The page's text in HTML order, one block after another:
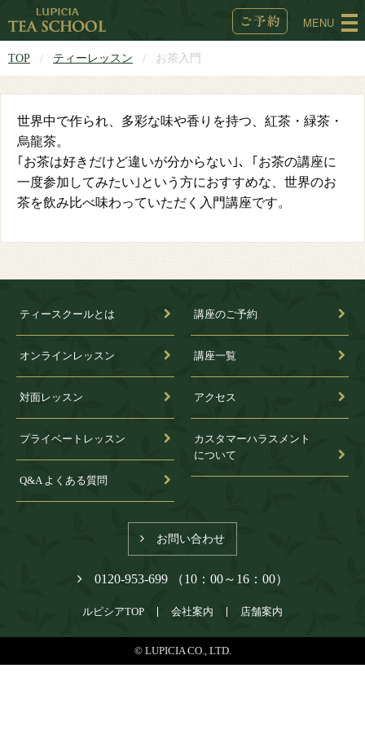
MENU
TOP ティーレッスン お茶入門
世界中で作られ、多彩な味や香りを持つ、紅茶・緑茶・
烏龍茶。
｢お茶は好きだけど違いが分からない｣、｢お茶の講座に
一度参加してみたい｣という方におすすめな、世界のお
茶を飲み比べ味わっていただく入門講座です。
ティースクールとは
オンラインレッスン
対面レッスン
プライベートレッスン
Q&A よくある質問
講座のご予約
講座一覧
アクセス
カスタマーハラスメント
について
お問い合わせ
0120-953-699 （10：00～16：00）
ルピシアTOP 会社案内 店舗案内
© LUPICIA CO., LTD.